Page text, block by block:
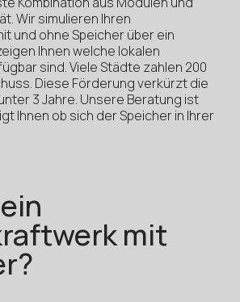
Wir simulieren Ihren
und ohne Speicher über ein
Ihnen welche lokalen
sind. Viele Städte zahlen 200
Diese Förderung verkürzt die
3 Jahre. Unsere Beratung ist
Ihnen ob sich der Speicher in Ihrer
mit